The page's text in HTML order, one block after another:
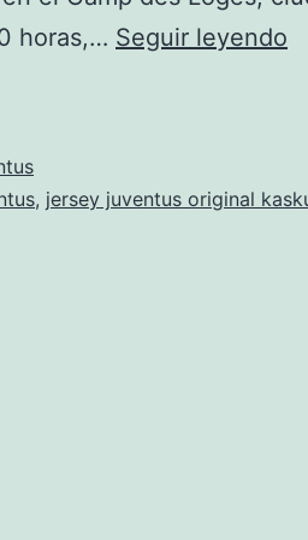
horas,… Seguir leyendo
, jersey juventus original